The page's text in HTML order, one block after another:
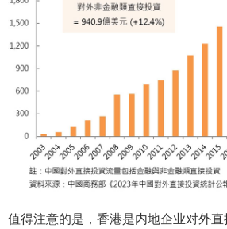
值得注意的是，香港是内地企业对外